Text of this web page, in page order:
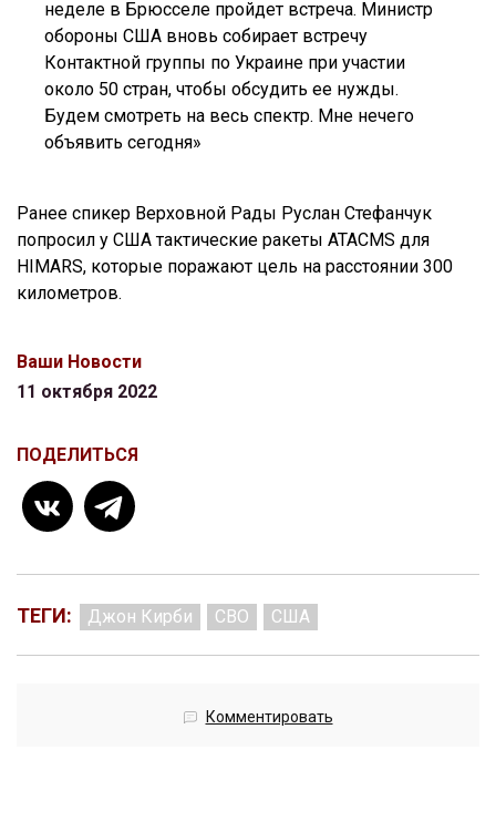
неделе в Брюсселе пройдет встреча. Министр
обороны США вновь собирает встречу
Контактной группы по Украине при участии
около 50 стран, чтобы обсудить ее нужды.
Будем смотреть на весь спектр. Мне нечего
объявить сегодня»
Ранее спикер Верховной Рады Руслан Стефанчук
попросил у США тактические ракеты ATACMS для
HIMARS, которые поражают цель на расстоянии 300
километров.
Ваши Новости
11 октября 2022
ПОДЕЛИТЬСЯ
ТЕГИ: Джон Кирби СВО США
Комментировать